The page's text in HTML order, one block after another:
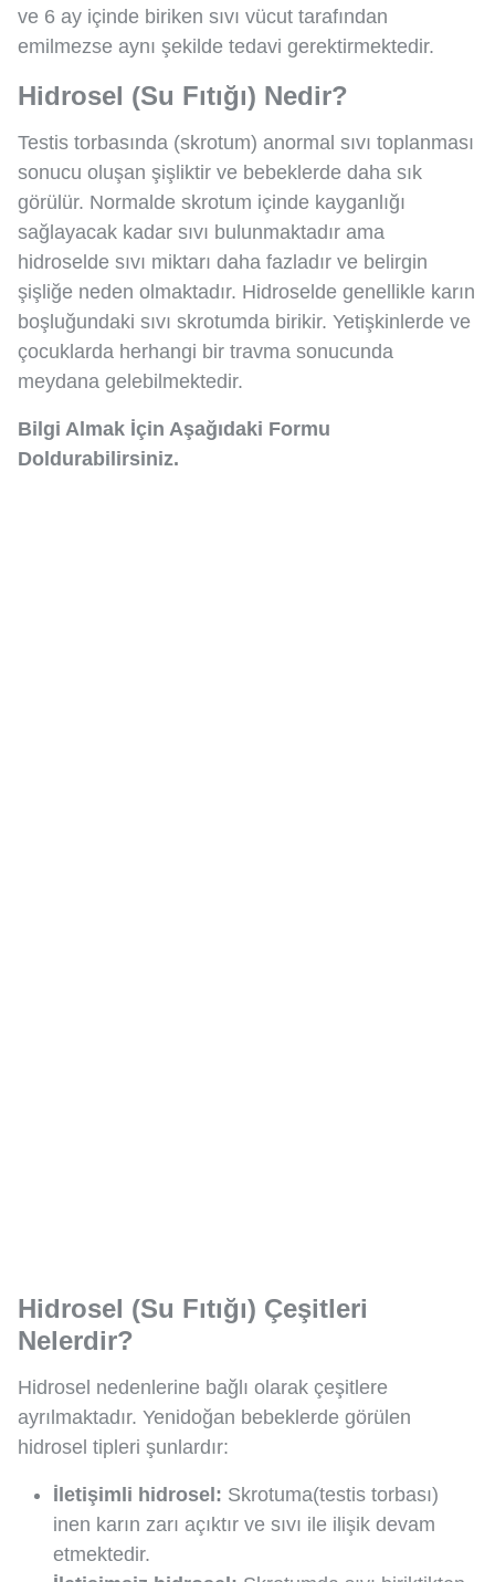
ve 6 ay içinde biriken sıvı vücut tarafından
emilmezse aynı şekilde tedavi gerektirmektedir.
Hidrosel (Su Fıtığı) Nedir?
Testis torbasında (skrotum) anormal sıvı toplanması
sonucu oluşan şişliktir ve bebeklerde daha sık
görülür. Normalde skrotum içinde kayganlığı
sağlayacak kadar sıvı bulunmaktadır ama
hidroselde sıvı miktarı daha fazladır ve belirgin
şişliğe neden olmaktadır. Hidroselde genellikle karın
boşluğundaki sıvı skrotumda birikir. Yetişkinlerde ve
çocuklarda herhangi bir travma sonucunda
meydana gelebilmektedir.
Bilgi Almak İçin Aşağıdaki Formu
Doldurabilirsiniz.
Hidrosel (Su Fıtığı) Çeşitleri
Nelerdir?
Hidrosel nedenlerine bağlı olarak çeşitlere
ayrılmaktadır. Yenidoğan bebeklerde görülen
hidrosel tipleri şunlardır:
İletişimli hidrosel: Skrotuma(testis torbası)
inen karın zarı açıktır ve sıvı ile ilişik devam
etmektedir.